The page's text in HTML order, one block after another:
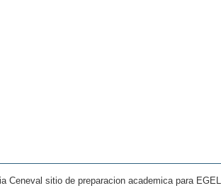
Ceneval sitio de preparacion academica para